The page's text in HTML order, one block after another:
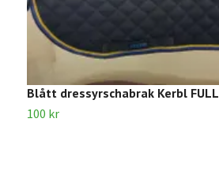
Blått dressyrschabrak Kerbl FULL
100 kr